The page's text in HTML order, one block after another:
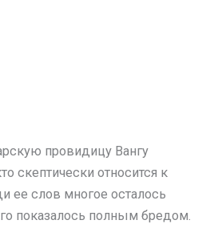
провидицу Вангу
скептически относится к
ее слов многое осталось
показалось полным бредом.